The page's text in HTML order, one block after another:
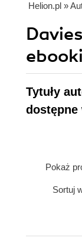
Helion.pl »
ebooki
Tytuły
dostępne
Pokaż
Sortuj